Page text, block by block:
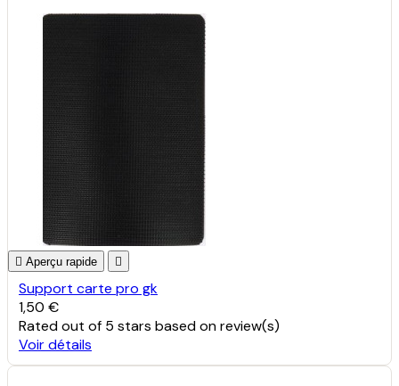
 Aperçu rapide 
Support carte pro gk
1,50 €
Ratedout of 5 stars based onreview(s)
Voir détails